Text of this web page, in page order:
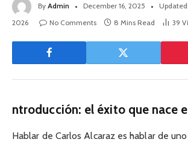
By Admin December 16, 2025 Updated:
2026
No Comments 8 Mins Read 39
ntroducción: el éxito que nace
Hablar de Carlos Alcaraz es hablar de